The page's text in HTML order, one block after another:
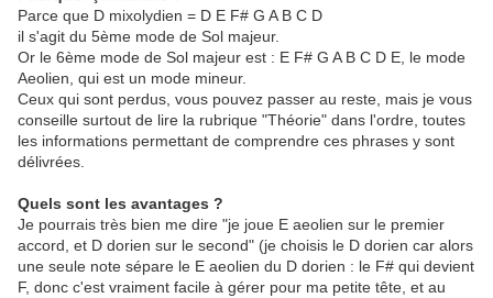
Parce que D mixolydien = D E F# G A B C D
il s'agit du 5ème mode de Sol majeur.
Or le 6ème mode de Sol majeur est : E F# G A B C D E, le mode
Aeolien, qui est un mode mineur.
Ceux qui sont perdus, vous pouvez passer au reste, mais je vous
conseille surtout de lire la rubrique "Théorie" dans l'ordre, toutes
les informations permettant de comprendre ces phrases y sont
délivrées.
Quels sont les avantages ?
Je pourrais très bien me dire "je joue E aeolien sur le premier
accord, et D dorien sur le second" (je choisis le D dorien car alors
une seule note sépare le E aeolien du D dorien : le F# qui devient
F, donc c'est vraiment facile à gérer pour ma petite tête, et au